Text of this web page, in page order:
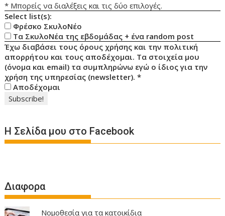
* Μπορείς να διαλέξεις και τις δύο επιλογές.
Select list(s):
Φρέσκο ΣκυλοΝέο
Τα ΣκυλοΝέα της εβδομάδας + ένα random post
Έχω διαβάσει τους όρους χρήσης και την πολιτική
απορρήτου και τους αποδέχομαι. Τα στοιχεία μου
(όνομα και email) τα συμπληρώνω εγώ ο ίδιος για την
χρήση της υπηρεσίας (newsletter).*
Αποδέχομαι
Η Σελίδα μου στο Facebook
Διαφορα
Νομοθεσία για τα κατοικίδια